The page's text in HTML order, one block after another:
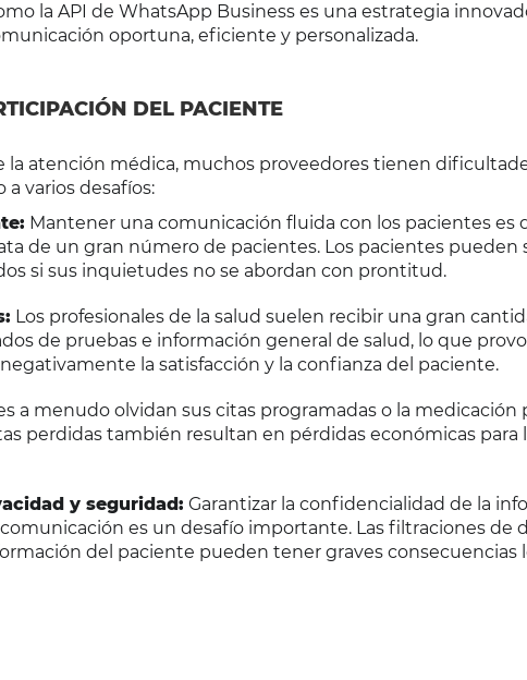
la API de WhatsApp Business es una estrategia
oportuna, eficiente y personalizada.
DEL PACIENTE
la atención médica, muchos proveedores tienen
varios desafíos:
Mantener una comunicación fluida con los pacientes es
de un gran número de pacientes. Los pacientes pueden
si sus inquietudes no se abordan con prontitud.
Los profesionales de la salud suelen recibir una gran
de pruebas e información general de salud, lo que
la satisfacción y la confianza del paciente.
a menudo olvidan sus citas programadas o la medicación
perdidas también resultan en pérdidas económicas para
y seguridad: Garantizar la confidencialidad de la
es un desafío importante. Las filtraciones de
del paciente pueden tener graves consecuencias